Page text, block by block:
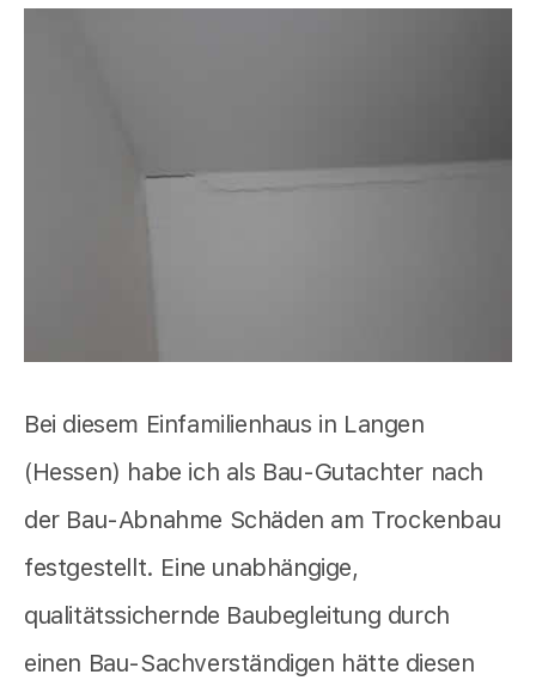
Bei diesem Einfamilienhaus in Langen
(Hessen) habe ich als Bau-Gutachter nach
der Bau-Abnahme Schäden am Trockenbau
festgestellt. Eine unabhängige,
qualitätssichernde Baubegleitung durch
einen Bau-Sachverständigen hätte diesen